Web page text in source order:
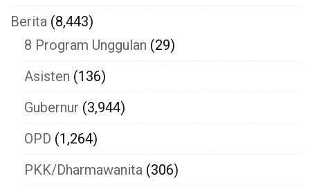
Berita (8,443)
8 Program Unggulan (29)
Asisten (136)
Gubernur (3,944)
OPD (1,264)
PKK/Dharmawanita (306)